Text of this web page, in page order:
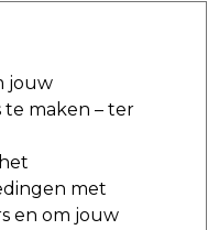
Aanmelden
t/m vrijdag
jouw
te maken – ter
met
en om jouw